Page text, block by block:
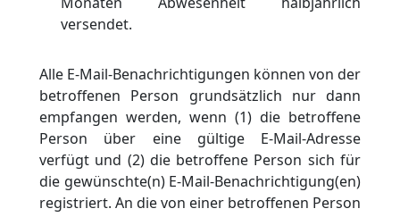
versendet.
Alle E-Mail-Benachrichtigungen können von der
betroffenen Person grundsätzlich nur dann
empfangen werden, wenn (1) die betroffene
Person über eine gültige E-Mail-Adresse
verfügt und (2) die betroffene Person sich für
die gewünschte(n) E-Mail-Benachrichtigung(en)
registriert. An die von einer betroffenen Person